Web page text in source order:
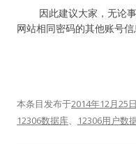
本条目发布于2014年12月25日
12306数据库、 12306用户数